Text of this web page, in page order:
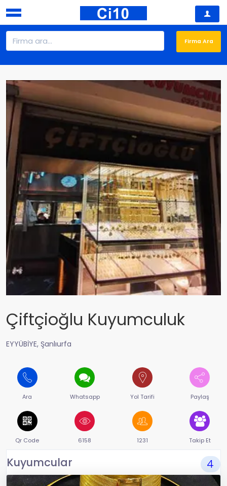
Çiftçioğlu Kuyumculuk
EYYÜBİYE, Şanlıurfa
Ara Whatsapp Yol Tarifi Paylaş
Qr Code 6158 1231 Takip Et
Kuyumcular 4